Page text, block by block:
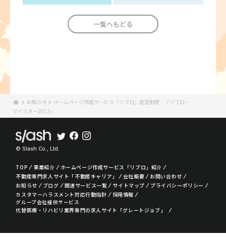
一覧へもどる
お知らせ
ホームページ作成サービス「リブロ」認定制度 「リブロ・
マイスター2013」
© Slash Co., Ltd.
TOP 事業紹介
ホームページ作成サービス「リブロ」紹介
不動産専門求人サイト「不動産キャリア」
会社概要
お問い合わせ
お知らせ
ブログ 関連サービス一覧 サイトマップ
プライバシーポリシー
カスタマーハラスメント対応行動指針
採用情報
グループ会社提供サービス
代替医療・リハビリ業界専門の求人サイト「グレートジョブ」